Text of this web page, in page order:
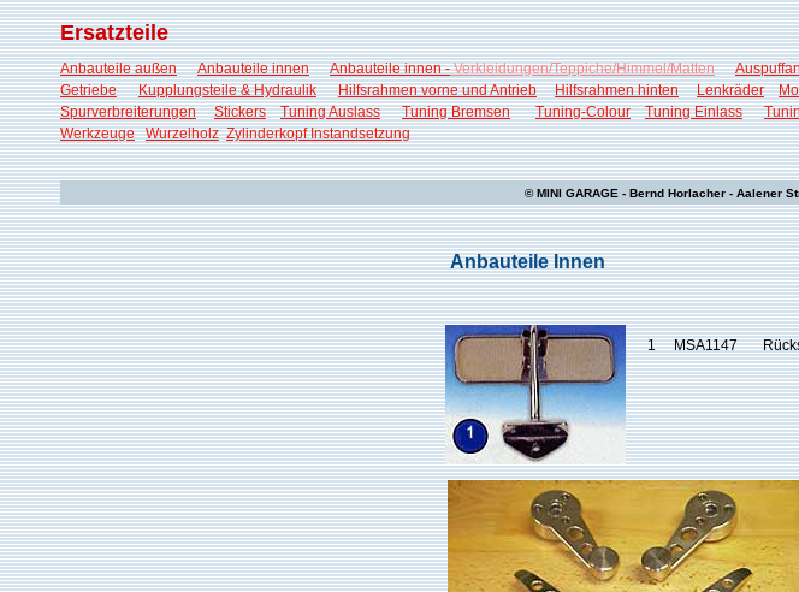
Ersatzteile
Anbauteile außen Anbauteile innen Anbauteile innen -Verkleidungen/Teppiche/Himmel/Matten
Getriebe
Kupplungsteile & Hydraulik Hilfsrahmen vorne und Antrieb Hilfsrahmen hinten Lenkräder
Spurverbreiterungen
Stickers Tuning Auslass Tuning Bremsen Tuning-Colour Tuning Einlass
Werkzeuge
Wurzelholz Zylinderkopf Instandsetzung
© MINI GARAGE - Bernd Horlacher - Aalener
Anbauteile Innen
1 MSA1147